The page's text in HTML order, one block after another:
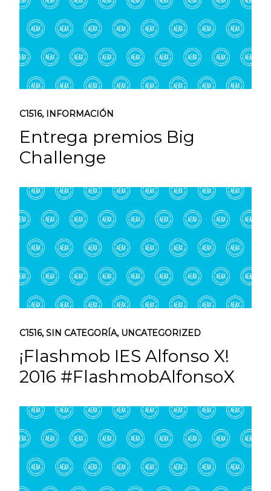
C1516, INFORMACIÓN
Entrega premios Big
Challenge
C1516, SIN CATEGORÍA, UNCATEGORIZED
¡Flashmob IES Alfonso X!
2016 #FlashmobAlfonsoX